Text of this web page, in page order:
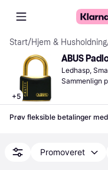
Start/Hjem & Husholdning
+5
ABUS
Ledhasp,
Sammenlign
Prøv fleksible betalinger med
Promoveret